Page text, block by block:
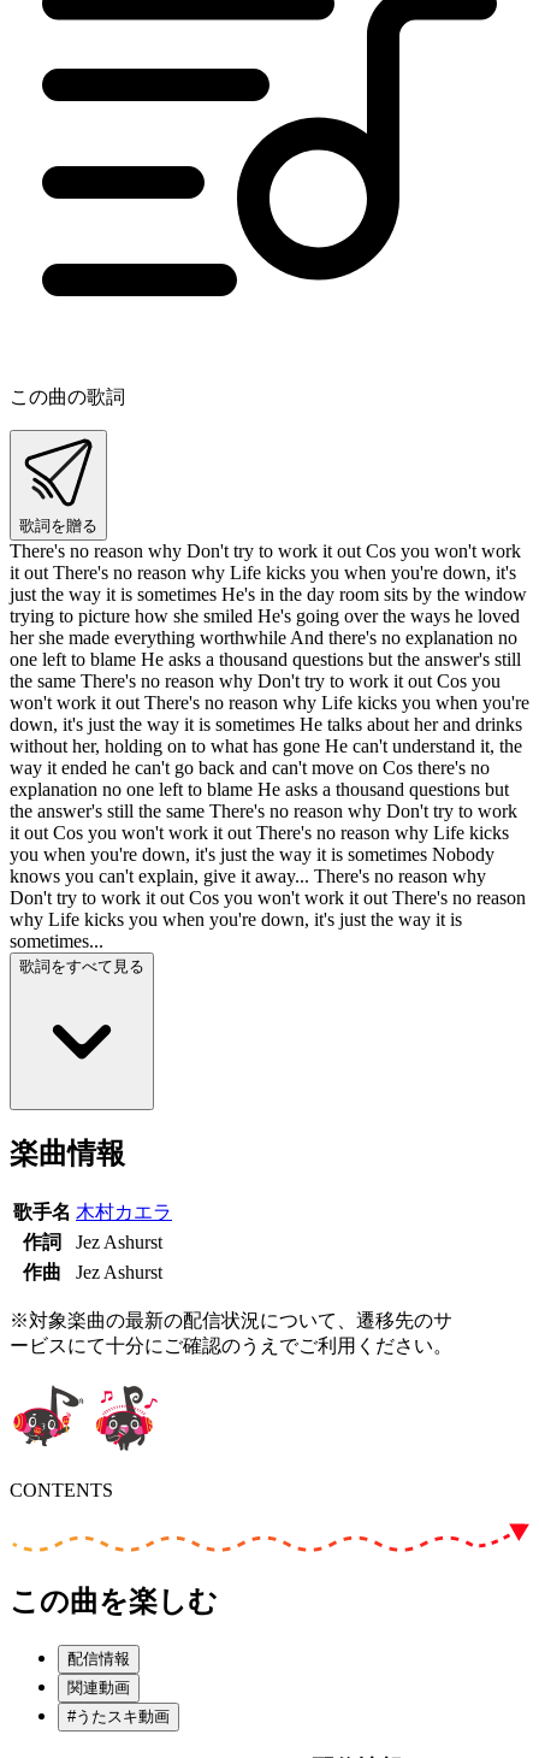
この曲の歌詞
歌詞を贈る
There's no reason why Don't try to work it out Cos you won't work
it out There's no reason why Life kicks you when you're down, it's
just the way it is sometimes He's in the day room sits by the window
trying to picture how she smiled He's going over the ways he loved
her she made everything worthwhile And there's no explanation no
one left to blame He asks a thousand questions but the answer's still
the same There's no reason why Don't try to work it out Cos you
won't work it out There's no reason why Life kicks you when you're
down, it's just the way it is sometimes He talks about her and drinks
without her, holding on to what has gone He can't understand it, the
way it ended he can't go back and can't move on Cos there's no
explanation no one left to blame He asks a thousand questions but
the answer's still the same There's no reason why Don't try to work
it out Cos you won't work it out There's no reason why Life kicks
you when you're down, it's just the way it is sometimes Nobody
knows you can't explain, give it away... There's no reason why
Don't try to work it out Cos you won't work it out There's no reason
why Life kicks you when you're down, it's just the way it is
sometimes...
歌詞をすべて見る
楽曲情報
歌手名 木村カエラ
作詞
Jez Ashurst
作曲
Jez Ashurst
※対象楽曲の最新の配信状況について、遷移先のサ
ービスにて十分にご確認のうえでご利用ください。
CONTENTS
この曲を楽しむ
配信情報
関連動画
#うたスキ動画